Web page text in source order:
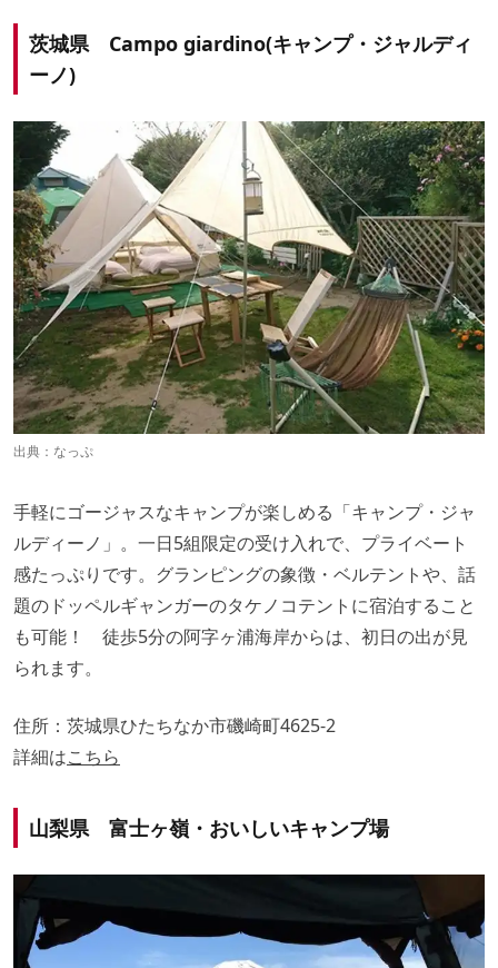
茨城県 Campo giardino(キャンプ・ジャルディ
ーノ)
出典： なっぷ
手軽にゴージャスなキャンプが楽しめる「キャンプ・ジャ
ルディーノ」。一日5組限定の受け入れで、プライベート
感たっぷりです。グランピングの象徴・ベルテントや、話
題のドッペルギャンガーのタケノコテントに宿泊すること
も可能！ 徒歩5分の阿字ヶ浦海岸からは、初日の出が見
られます。
住所：茨城県ひたちなか市磯崎町4625-2
詳細はこちら
山梨県 富士ヶ嶺・おいしいキャンプ場